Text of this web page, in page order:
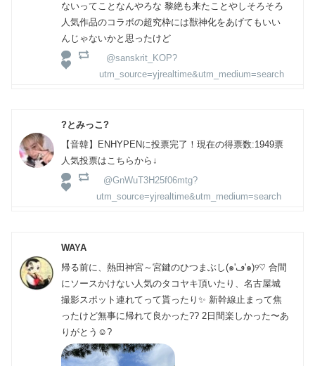
ないってことなんやろな 黎絶も来たことやしそろそろ
人気作品のコラボの超究枠には獣神化をあげてもいい
んじゃないかと思ったけど
@sanskrit_KOP?
utm_source=yjrealtime&utm_medium=search
?とみっこ?
【音韓】ENHYPENに投票完了！現在の得票数:1949票
人気投票はこちらから↓
@GnWuT3H25f06mtg?
utm_source=yjrealtime&utm_medium=search
WAYA
帰る前に、熱田神宮～宮鍵のひつまぶし(๑'ڡ'๑)୨♡ 合間
にソースかけない人気のタコヤキ頂いたり、名古屋城
撮影スポット連れてって貰ったり✨ 新幹線止まって焦
ったけど無事に帰れて良かった?? 2日間楽しかった〜あ
りがとう☺️?